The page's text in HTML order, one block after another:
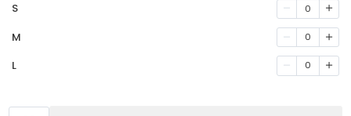
S 0
M 0
L 0